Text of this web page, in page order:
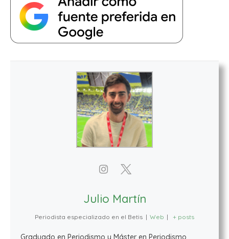
Julio Martín
Periodista especializado en el Betis | Web | + posts
Graduado en Periodismo y Máster en Periodismo